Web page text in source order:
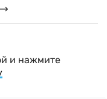
и нажмите